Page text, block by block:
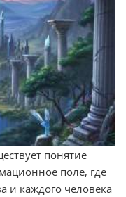
понятие
поле, где
и каждого человека